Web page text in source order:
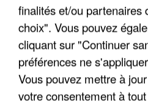
UN SECOND CADRE DE LA
INTERPELLÉ EN ALGÉRIE
finalités et/ou partenaires
choix". Vous pouvez
cliquant sur "Continuer
préférences ne
Vous pouvez mettre à
votre consentement à